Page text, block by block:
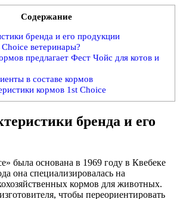
Содержание
бренда и его продукции
ветеринары?
предлагает Фест Чойс для котов и
в составе кормов
кормов 1st Choice
бренда и его
была основана в 1969 году в Квебеке
она специализировалась на
кормов для животных.
чтобы переориентировать